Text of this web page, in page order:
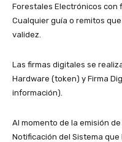
Forestales Electrónicos con
Cualquier guía o remitos
validez.
Las firmas digitales se
Hardware (token) y Firma
información).
Al momento de la emisión
Notificación del Sistema